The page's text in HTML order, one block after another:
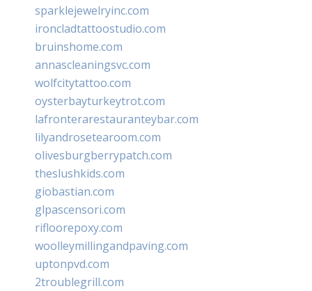
sparklejewelryinc.com
ironcladtattoostudio.com
bruinshome.com
annascleaningsvc.com
wolfcitytattoo.com
oysterbayturkeytrot.com
lafronterarestauranteybar.com
lilyandrosetearoom.com
olivesburgberrypatch.com
theslushkids.com
giobastian.com
glpascensori.com
rifloorepoxy.com
woolleymillingandpaving.com
uptonpvd.com
2troublegrill.com